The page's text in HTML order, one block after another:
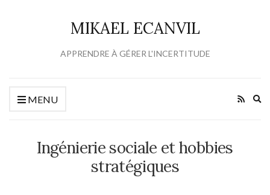
MIKAEL ECANVIL
APPRENDRE À GÉRER L'INCERTITUDE
MENU
Ingénierie sociale et hobbies
stratégiques